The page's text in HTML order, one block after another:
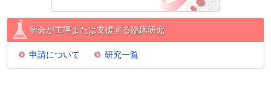
学会が主導または支援する臨床研究
申請について 研究一覧